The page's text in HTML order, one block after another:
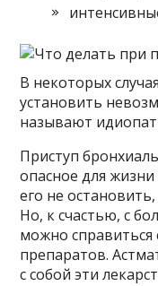
В некоторых
установить
называют
Приступ
опасное для жизни
его не
Но, к счастью, с
можно
препаратов.
с собой эти